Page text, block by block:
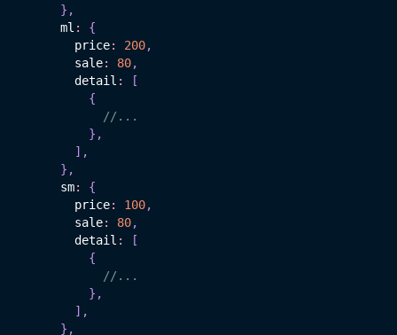
} ,
      ml
:
{
        price
: 200,
        sale
: 80,
        detail
:
[
{
//...
} ,
] ,
} ,
      sm
:
{
        price
: 100,
        sale
: 80,
        detail
:
[
{
//...
} ,
] ,
} ,